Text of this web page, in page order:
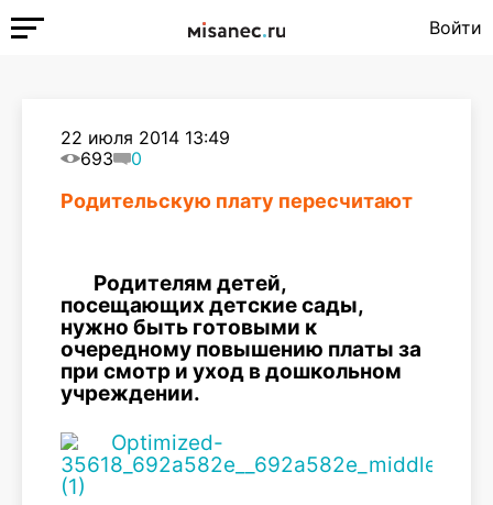
Войти
22 июля 2014 13:49
693
0
Родительскую плату пересчитают
Родителям детей,
посещающих детские сады,
нужно быть готовыми к
очередному повышению платы за
при смотр и уход в дошкольном
учреждении.